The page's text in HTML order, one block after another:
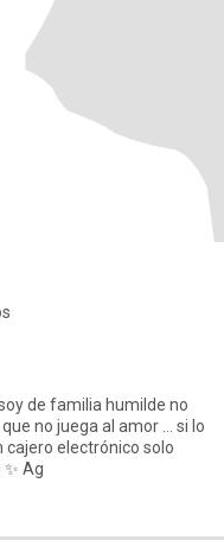
de familia humilde no
no juega al amor ... si lo
cajero electrónico solo
busco un amor por que creo merecerlo ✨ Ag